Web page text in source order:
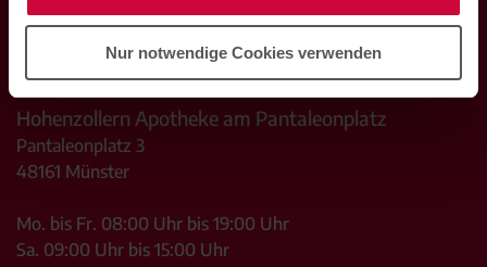
Nur notwendige Cookies verwenden
Hohenzollern Apotheke am Pantaleonplatz
Pantaleonplatz 3
48161 Münster
Mo. bis Fr. 08:00 Uhr bis 19:00 Uhr
Sa. 09:00 Uhr bis 15:00 Uhr